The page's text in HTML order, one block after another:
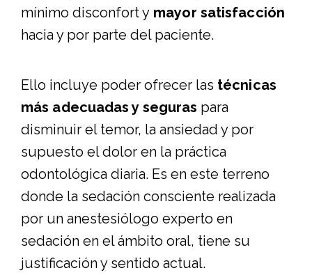
mínimo disconfort y mayor satisfacción
hacia y por parte del paciente.
Ello incluye poder ofrecer las técnicas
más adecuadas y seguras para
disminuir el temor, la ansiedad y por
supuesto el dolor en la práctica
odontológica diaria. Es en este terreno
donde la sedación consciente realizada
por un anestesiólogo experto en
sedación en el ámbito oral, tiene su
justificación y sentido actual.